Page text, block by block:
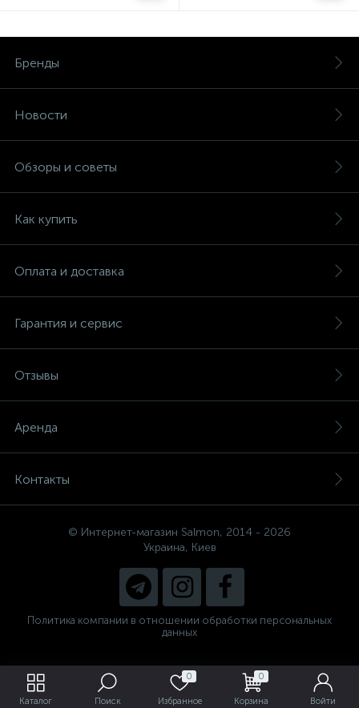
Каталог Поиск
0
Избранное
0
Корзина Войти
Бренды
Новости
Обзоры и советы
Как купить
Оплата и доставка
Гарантия и сервис
Отзывы
Аренда
Контакты
© Интернет-магазин Salmon, 2014 - 2026
Украина, Киев
Политика компании в отношении обработки персональных
данных